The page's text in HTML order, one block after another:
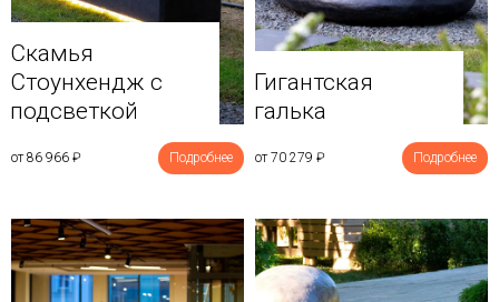
Скамья
Стоунхендж с
подсветкой
от 86 966 ₽ Подробнее
Гигантская
галька
от 70 279 ₽ Подробнее